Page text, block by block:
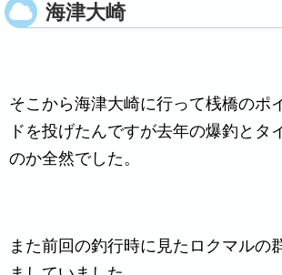
海津大崎
そこから海津大崎に行って桟橋のポ
ドを投げたんですが去年の爆釣とタ
のか全然でした。
また前回の釣行時に見たロクマルの